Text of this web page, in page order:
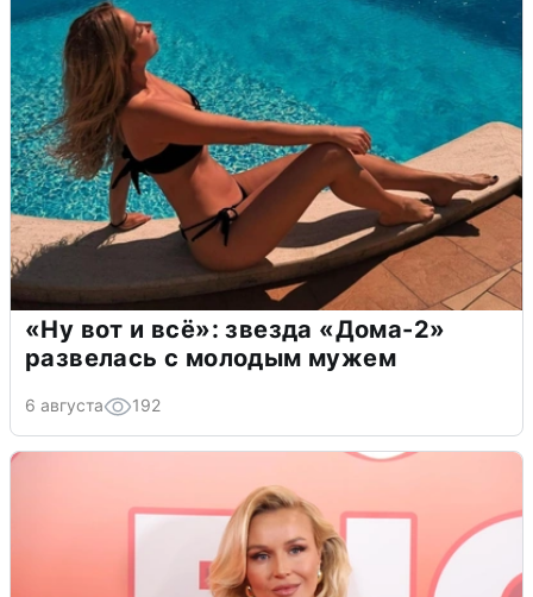
«Ну вот и всё»: звезда «Дома-2»
развелась с молодым мужем
6 августа 192